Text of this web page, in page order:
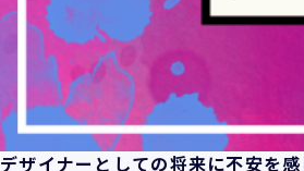
デザイナーとしての将来に不安を